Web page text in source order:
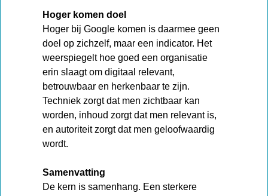
Hoger komen doel
Hoger bij Google komen is daarmee geen
doel op zichzelf, maar een indicator. Het
weerspiegelt hoe goed een organisatie
erin slaagt om digitaal relevant,
betrouwbaar en herkenbaar te zijn.
Techniek zorgt dat men zichtbaar kan
worden, inhoud zorgt dat men relevant is,
en autoriteit zorgt dat men geloofwaardig
wordt.
Samenvatting
De kern is samenhang. Een sterkere